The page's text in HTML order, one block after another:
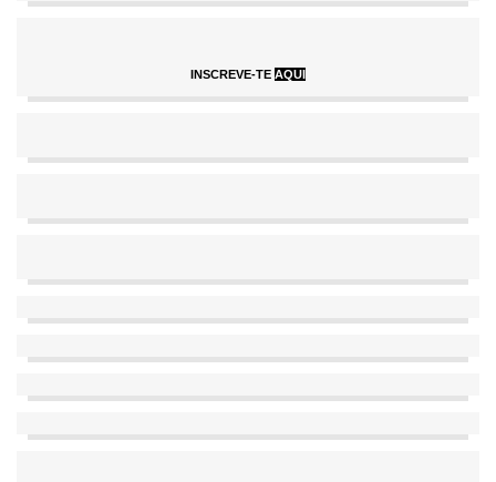
INSCREVE-TE AQUI